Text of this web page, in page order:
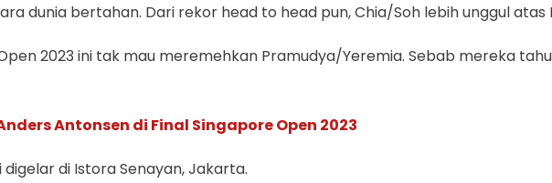
dunia bertahan. Dari rekor head to head pun, Chia/Soh lebih unggul
2023 ini tak mau meremehkan Pramudya/Yeremia. Sebab mereka
Antonsen di Final Singapore Open 2023
di Istora Senayan, Jakarta.